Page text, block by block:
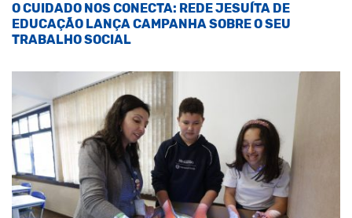
O CUIDADO NOS CONECTA: REDE JESUÍTA DE
EDUCAÇÃO LANÇA CAMPANHA SOBRE O SEU
TRABALHO SOCIAL